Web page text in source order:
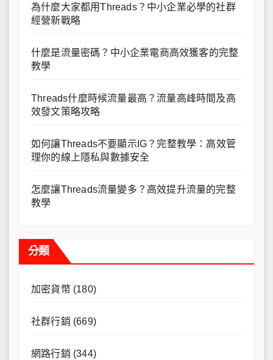
為什麼大家都用Threads？中小企業必學的社群
經營新戰略
什麼是流量密碼？中小企業電商高效獲客的完整
教學
Threads什麼時候流量最高？流量高峰時間及高
效發文策略攻略
如何讓Threads不要顯示IG？完整教學：高效管
理你的線上隱私與數據安全
怎麼讓Threads流量變多？高效提升流量的完整
教學
分類
加密貨幣(180)
社群行銷 (669)
網路行銷 (344)